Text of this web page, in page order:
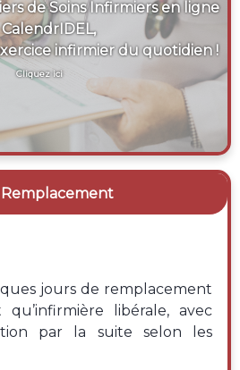
de Soins Infirmiers en ligne
infirmier du quotidien !
Cliquez ici
Remplacement
jours de remplacement
libérale, avec
par la suite selon les